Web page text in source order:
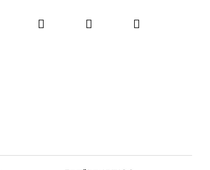
Hledat PřihlášeníNákupní